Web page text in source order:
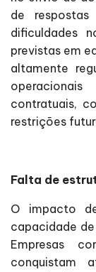
de
dificuldades
previstas em
altamente
contratuais,
restrições
Falta de
O impacto
capacidade
Empresas
conquistam